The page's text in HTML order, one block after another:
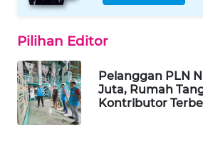
Pilihan Editor
Pelanggan PLN
Juta, Rumah
Kontributor
WAHANA
WAHANA
OTOMOTIF
WAHANA